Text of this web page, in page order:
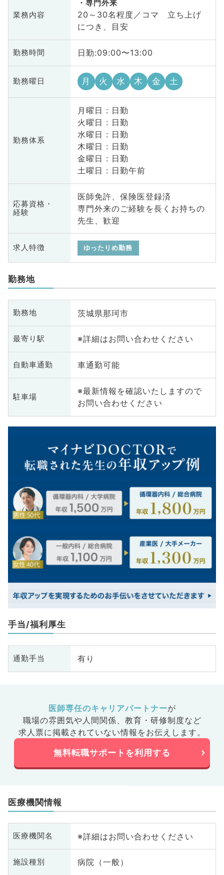
業務内容
専門外来
20～30名程度／コマ 立ち上げ
につき、目安
勤務時間 日勤:09:00〜13:00
勤務曜日 月 火 水 木 金 土
勤務体系
月曜日 : 日勤
火曜日 : 日勤
水曜日 : 日勤
木曜日 : 日勤
金曜日 : 日勤
土曜日 : 日勤午前
応募資格・
経験
医師免許、保険医登録済
専門外来のご経験を長くお持ちの
先生、歓迎
求人特徴 ゆったりめ勤務
勤務地
勤務地 茨城県那珂市
最寄り駅 ※詳細はお問い合わせください
自動車通勤 車通勤可能
駐車場
※最新情報を確認いたしますので
お問い合わせください
手当/福利厚生
通勤手当 有り
医師専任のキャリアパートナーが
職場の雰囲気や人間関係、 教育・研修制度など
求人票に掲載されていない情報をお伝えします。
無料転職サポートを利用する
医療機関情報
医療機関名 ※詳細はお問い合わせください
施設種別 病院（一般）